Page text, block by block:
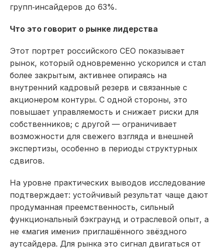
групп‑инсайдеров до 63%.​
Что это говорит о рынке лидерства
Этот портрет российского CEO показывает
рынок, который одновременно ускорился и стал
более закрытым, активнее опираясь на
внутренний кадровый резерв и связанные с
акционером контуры. С одной стороны, это
повышает управляемость и снижает риски для
собственников; с другой — ограничивает
возможности для свежего взгляда и внешней
экспертизы, особенно в периоды структурных
сдвигов.​
На уровне практических выводов исследование
подтверждает: устойчивый результат чаще дают
продуманная преемственность, сильный
функциональный бэкграунд и отраслевой опыт, а
не «магия имени» приглашённого звёздного
аутсайдера. Для рынка это сигнал двигаться от